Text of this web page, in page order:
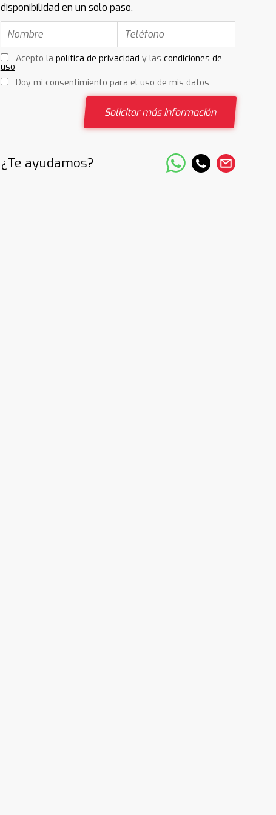
disponibilidad en un solo paso.
Acepto la política de privacidad y las condiciones de
uso
Doy mi consentimiento para el uso de mis datos
Solicitar más información
¿Te ayudamos?